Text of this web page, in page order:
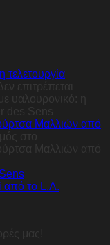
επιτρέπεται
υαλουρονικό: η
des Sens
Μαλλιών από
Μαλλιών από
από το L.A.
μας!